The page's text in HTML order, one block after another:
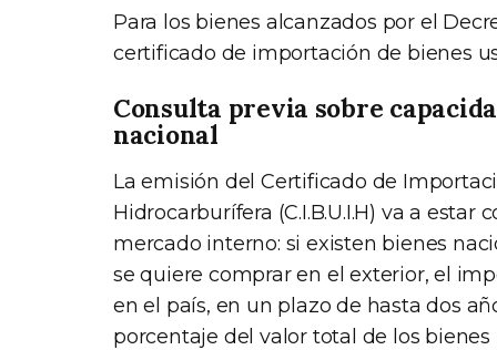
Para los bienes alcanzados por el
certificado de importación de bienes
Consulta previa sobre
nacional
La emisión del Certificado de
Hidrocarburífera (C.I.B.U.I.H) va a
mercado interno: si existen bienes
se quiere comprar en el exterior, el
en el país, en un plazo de hasta dos
porcentaje del valor total de los